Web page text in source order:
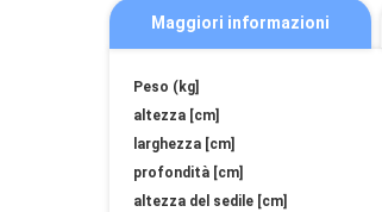
Maggiori informazioni
Maggiori
informazioni
Peso (kg]
altezza [cm]
larghezza [cm]
profondità [cm]
altezza del sedile [cm]